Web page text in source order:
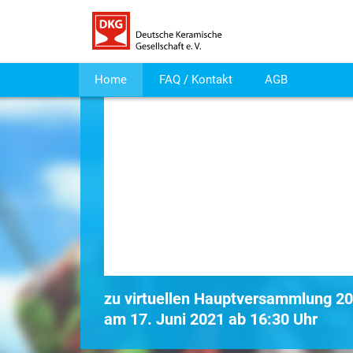
Home FAQ / Kontakt AGB
zu virtuellen Hauptversammlung
am 17. Juni 2021 ab 16:30 Uhr